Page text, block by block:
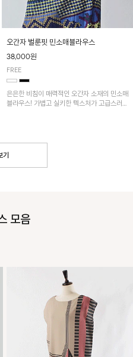
오간자 벌룬핏 민소매블라우스
38,000원
FREE
은은한 비침이 매력적인 오간자 소재의 민소매
블라우스! 가볍고 실키한 텍스처가 고급스러운
기
모음